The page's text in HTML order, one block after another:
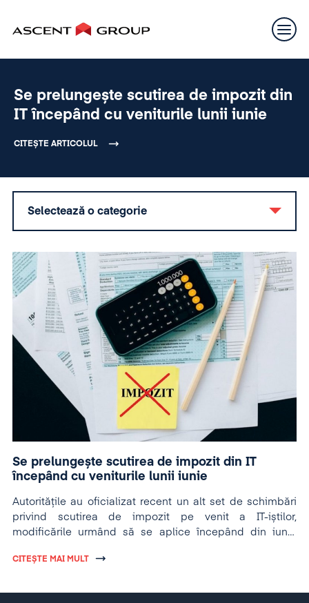
Se prelungește scutirea de impozit din
IT începând cu veniturile lunii iunie
CITEȘTE ARTICOLUL
Selectează o categorie
Se prelungește scutirea de impozit din IT
începând cu veniturile lunii iunie
Autoritățile au oficializat recent un alt set de schimbări
privind scutirea de impozit pe venit a IT-iștilor,
modificările urmând să se aplice începând din iunie
CITEȘTE MAI MULT